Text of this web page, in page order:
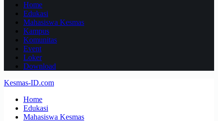
Home
Edukasi
Mahasiswa Kesmas
Kampus
Komunitas
Event
Loker
Download
Kesmas-ID.com
Home
Edukasi
Mahasiswa Kesmas